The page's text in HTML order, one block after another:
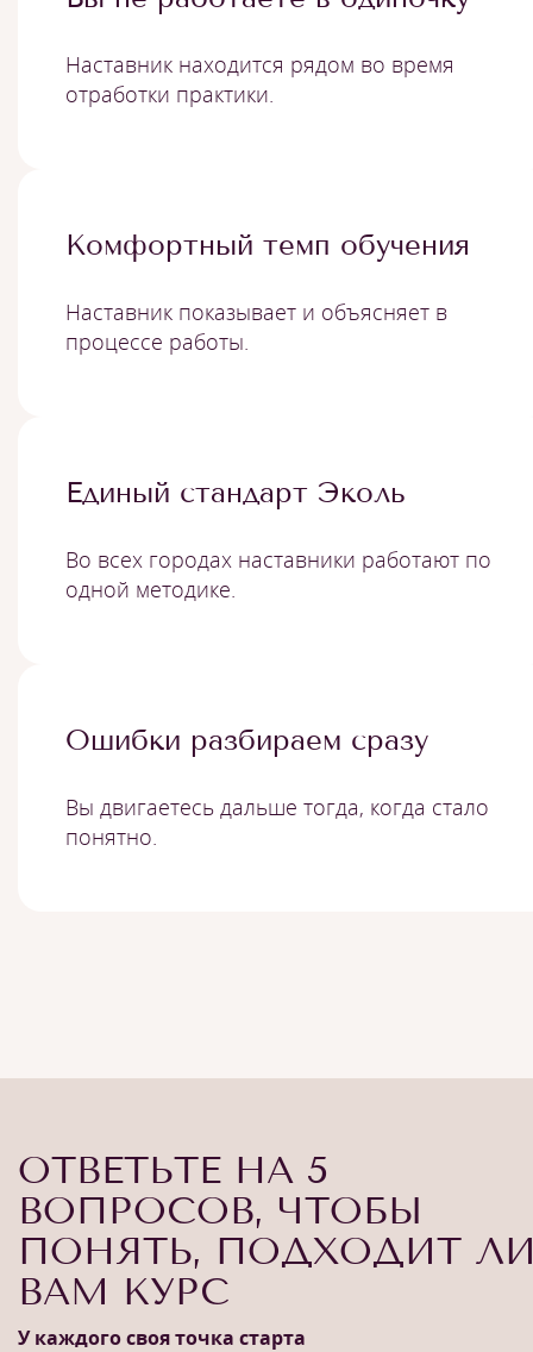
Наставник находится рядом во время
отработки практики.
Комфортный темп обучения
Наставник показывает и объясняет в
процессе работы.
Единый стандарт Эколь
Во всех городах наставники работают по
одной методике.
Ошибки разбираем сразу
Вы двигаетесь дальше тогда, когда стало
понятно.
ОТВЕТЬТЕ НА 5
ВОПРОСОВ, ЧТОБЫ
ПОНЯТЬ, ПОДХОДИТ
ВАМ КУРС
У каждого своя точка старта